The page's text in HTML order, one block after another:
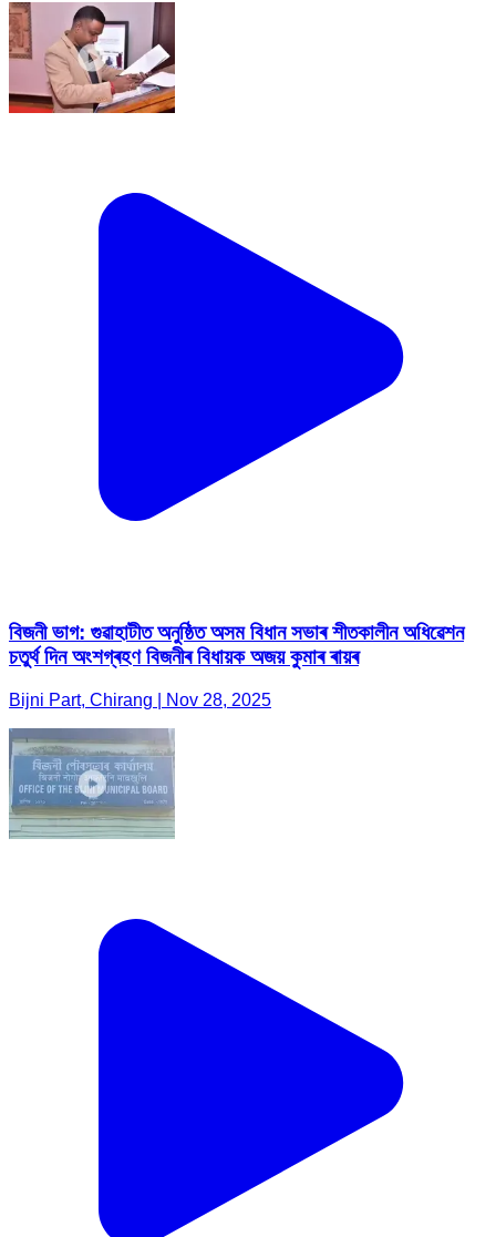
বিজনী ভাগ: গুৱাহাটীত অনুষ্ঠিত অসম বিধান সভাৰ শীতকালীন অধিৱেশন
চতুৰ্থ দিন অংশগ্ৰহণ বিজনীৰ বিধায়ক অজয় কুমাৰ ৰায়ৰ
Bijni Part, Chirang | Nov 28, 2025